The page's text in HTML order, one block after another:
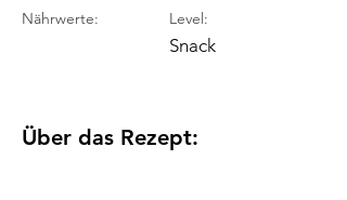
Nährwerte: Level:
Snack
Über das Rezept: